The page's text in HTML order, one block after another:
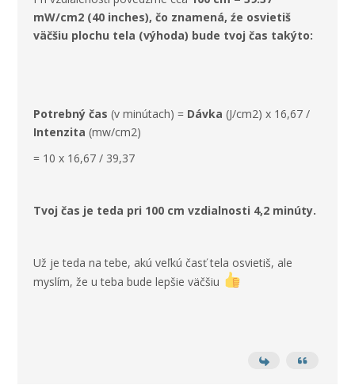
mW/cm2 (40 inches), čo znamená, źe osvietiš
väčšiu plochu tela (výhoda) bude tvoj čas takýto:
Potrebný čas (v minútach) = Dávka (J/cm2) x 16,67 /
Intenzita (mw/cm2)
= 10 x 16,67 / 39,37
Tvoj čas je teda pri 100 cm vzdialnosti 4,2 minúty.
Už je teda na tebe, akú veľkú časť tela osvietiš, ale
myslím, že u teba bude lepšie väčšiu